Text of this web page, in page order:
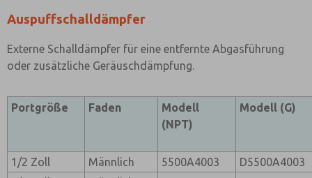
Auspuffschalldämpfer
Externe Schalldämpfer für eine entfernte Abgasführung
oder zusätzliche Geräuschdämpfung.
Portgröße Faden
Modell
(NPT)
Modell (G)
1/2 Zoll Männlich 5500A4003
D5500A4003